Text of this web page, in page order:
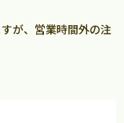
が、営業時間外の注